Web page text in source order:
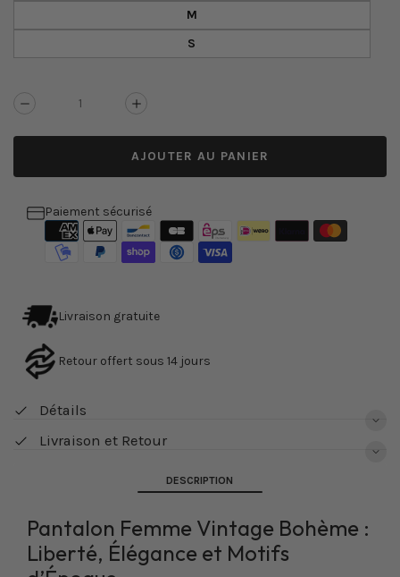
M
S
Réduire
quantité
Pantalon
vintage
bohème
Augmenter
quantité
de
Pantalon
vintage
bohème
AJOUTER AU PANIER
Paiement sécurisé
Livraison gratuite
Retour offert sous 14 jours
Détails
Livraison et Retour
DESCRIPTION
Pantalon Femme Vintage Bohème :
Liberté, Élégance et Motifs